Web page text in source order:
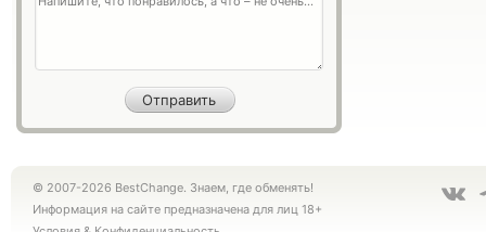
© 2007-2026 BestChange. Знаем, где обменять!
Информация на сайте предназначена для лиц 18+